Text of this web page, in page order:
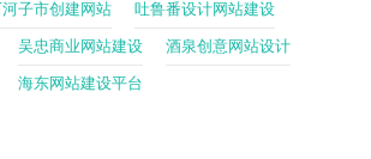
子市创建网站 吐鲁番设计网站建设
吴忠商业网站建设 酒泉创意网站设计
海东网站建设平台